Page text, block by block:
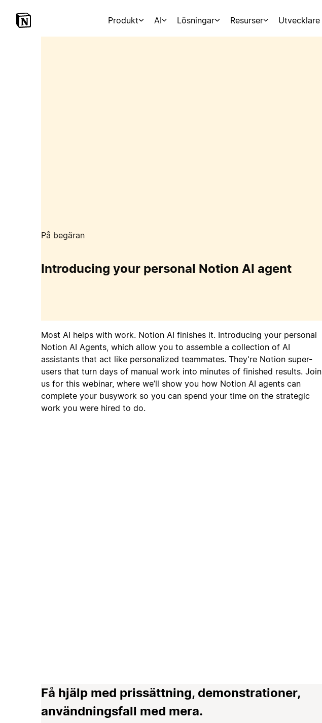
Produkt AI Lösningar Resurser Utvecklare
På begäran
Introducing your personal Notion AI agent
Most AI helps with work. Notion AI finishes it. Introducing your personal
Notion AI Agents, which allow you to assemble a collection of AI
assistants that act like personalized teammates. They're Notion super-
users that turn days of manual work into minutes of finished results. Join
us for this webinar, where we’ll show you how Notion AI agents can
complete your busywork so you can spend your time on the strategic
work you were hired to do.
Få hjälp med prissättning, demonstrationer,
användningsfall med mera.